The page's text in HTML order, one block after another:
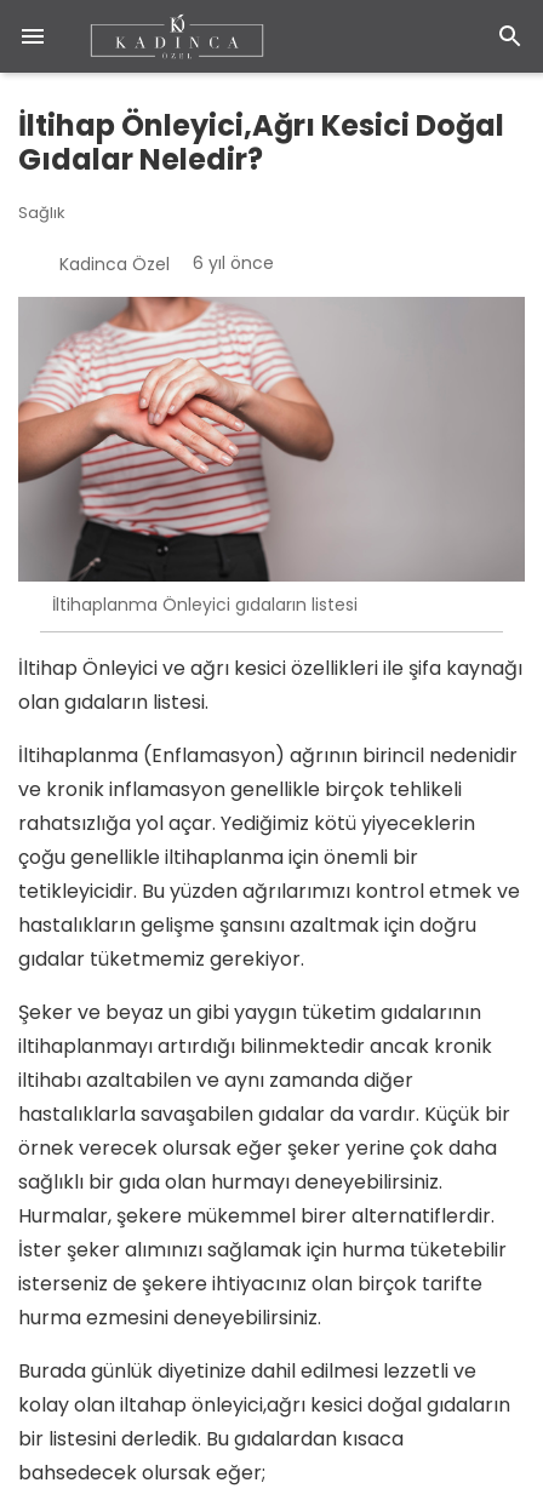
İltihap Önleyici,Ağrı Kesici Doğal
Gıdalar Neledir?
Sağlık
Kadinca Özel 6 yıl önce
İltihaplanma Önleyici gıdaların listesi
İltihap Önleyici ve ağrı kesici özellikleri ile şifa kaynağı
olan gıdaların listesi.
İltihaplanma (Enflamasyon) ağrının birincil nedenidir
ve kronik inflamasyon genellikle birçok tehlikeli
rahatsızlığa yol açar. Yediğimiz kötü yiyeceklerin
çoğu genellikle iltihaplanma için önemli bir
tetikleyicidir. Bu yüzden ağrılarımızı kontrol etmek ve
hastalıkların gelişme şansını azaltmak için doğru
gıdalar tüketmemiz gerekiyor.
Şeker ve beyaz un gibi yaygın tüketim gıdalarının
iltihaplanmayı artırdığı bilinmektedir ancak kronik
iltihabı azaltabilen ve aynı zamanda diğer
hastalıklarla savaşabilen gıdalar da vardır. Küçük bir
örnek verecek olursak eğer şeker yerine çok daha
sağlıklı bir gıda olan hurmayı deneyebilirsiniz.
Hurmalar, şekere mükemmel birer alternatiflerdir.
İster şeker alımınızı sağlamak için hurma tüketebilir
isterseniz de şekere ihtiyacınız olan birçok tarifte
hurma ezmesini deneyebilirsiniz.
Burada günlük diyetinize dahil edilmesi lezzetli ve
kolay olan iltahap önleyici,ağrı kesici doğal gıdaların
bir listesini derledik. Bu gıdalardan kısaca
bahsedecek olursak eğer;